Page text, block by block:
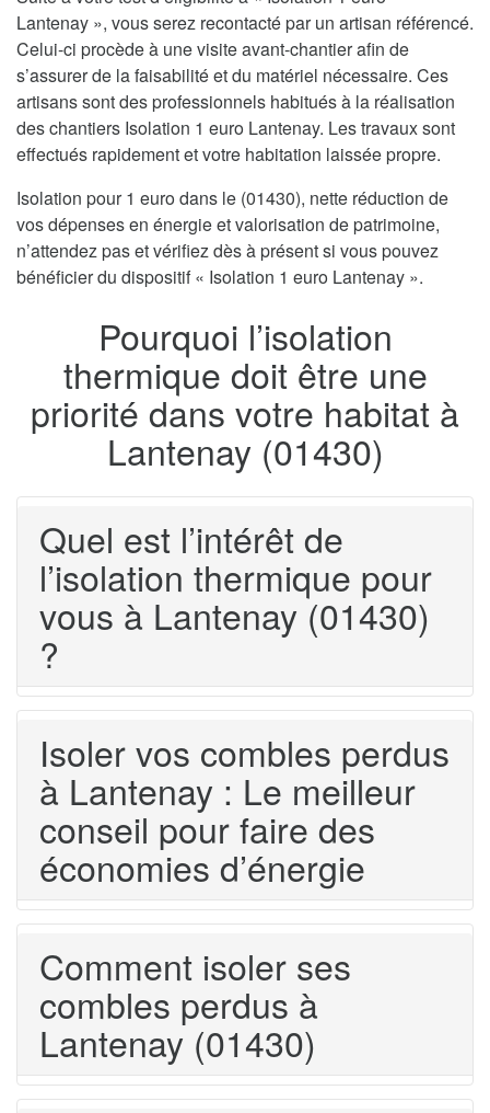
Lantenay », vous serez recontacté par un artisan référencé.
Celui-ci procède à une visite avant-chantier afin de
s’assurer de la faisabilité et du matériel nécessaire. Ces
artisans sont des professionnels habitués à la réalisation
des chantiers Isolation 1 euro Lantenay. Les travaux sont
effectués rapidement et votre habitation laissée propre.
Isolation pour 1 euro dans le (01430), nette réduction de
vos dépenses en énergie et valorisation de patrimoine,
n’attendez pas et vérifiez dès à présent si vous pouvez
bénéficier du dispositif « Isolation 1 euro Lantenay ».
Pourquoi l’isolation
thermique doit être une
priorité dans votre habitat à
Lantenay (01430)
Quel est l’intérêt de
l’isolation thermique pour
vous à Lantenay (01430)
?
Isoler vos combles perdus
à Lantenay : Le meilleur
conseil pour faire des
économies d’énergie
Comment isoler ses
combles perdus à
Lantenay (01430)